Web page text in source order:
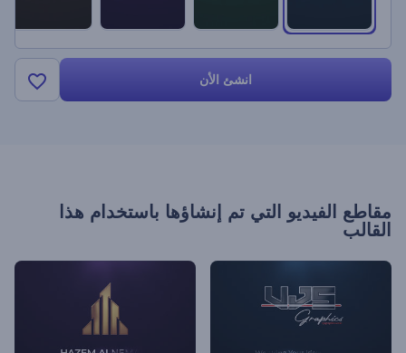
انشئ الأن
مقاطع الفيديو التي تم إنشاؤها باستخدام هذا
القالب